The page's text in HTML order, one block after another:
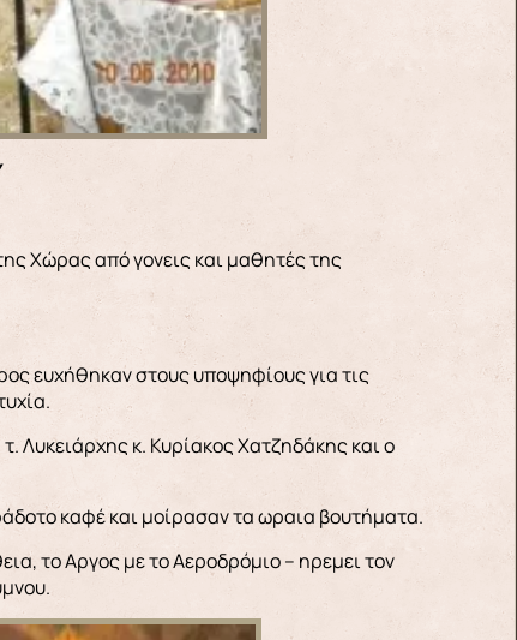
Χώρας από γονεις και μαθητές της
ευχήθηκαν στους υποψηφίους για τις
Λυκειάρχης κ. Κυρίακος Χατζηδάκης και ο
καφέ και μοίρασαν τα ωραια βουτήματα.
το Aργος με το Αεροδρόμιο – ηρεμει τον